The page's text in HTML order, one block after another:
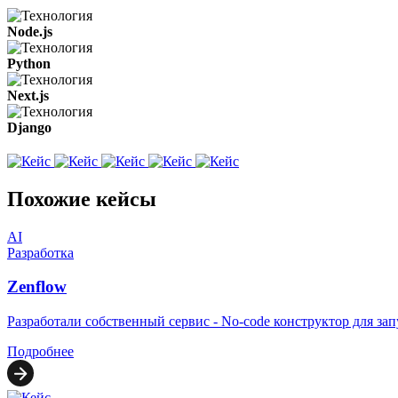
Node.js
Python
Next.js
Django
Похожие кейсы
AI
Разработка
Zenflow
Разработали собственный сервис - No-code конструктор для
Подробнее